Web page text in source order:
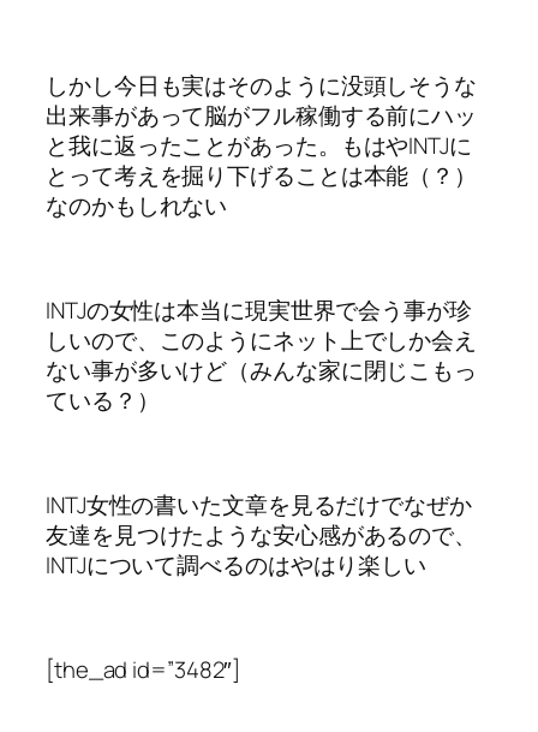
しかし今日も実はそのように没頭しそうな
出来事があって脳がフル稼働する前にハッ
と我に返ったことがあった。もはやINTJに
とって考えを掘り下げることは本能（？）
なのかもしれない
INTJの女性は本当に現実世界で会う事が珍
しいので、このようにネット上でしか会え
ない事が多いけど（みんな家に閉じこもっ
ている？）
INTJ女性の書いた文章を見るだけでなぜか
友達を見つけたような安心感があるので、
INTJについて調べるのはやはり楽しい
[the_ad id=”3482″]